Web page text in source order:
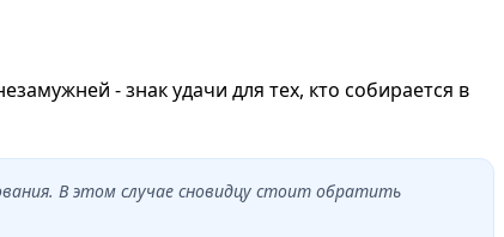
- знак удачи для тех, кто собирается в
В этом случае сновидцу стоит обратить